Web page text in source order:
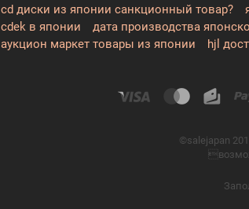
cd диски из японии санкционный товар?
cdek в японии
дата производства
аукцион маркет товары из японии
hjl
©salejapan